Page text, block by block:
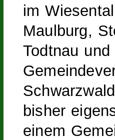
im
Maulburg,
Todtnau
bisher
einem